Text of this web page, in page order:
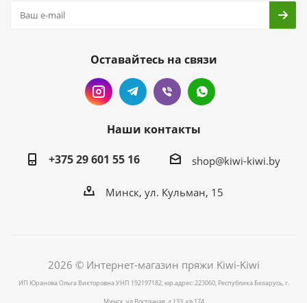
Оставайтесь на связи
Наши контакты
+375 29 601 55 16
shop@kiwi-kiwi.by
Минск, ул. Кульман, 15
2026 © Интернет-магазин пряжи Kiwi-Kiwi
ИП Юранова Ольга Викторовна УНП 192197182, юр.адрес: 223060, Республика Беларусь, г.